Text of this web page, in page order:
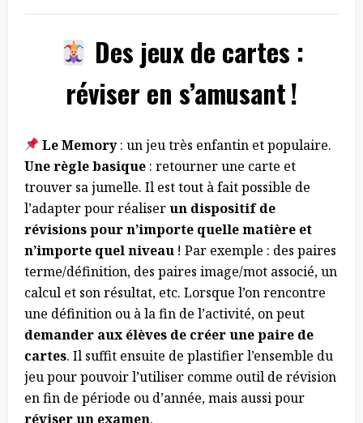
Des jeux de cartes :
réviser en s’amusant !
Le Memory: un jeu très enfantin et populaire.
Une règle basique : retourner une carte et
trouver sa jumelle. Il est tout à fait possible de
l’adapter pour réaliserun dispositif de
révisions pour n’importe quelle matière et
n’importe quel niveau ! Par exemple : des paires
terme/définition, des paires image/mot associé, un
calcul et son résultat, etc. Lorsque l’on rencontre
une définition ou à la fin de l’activité, on peut
demander aux élèves de créer une paire de
cartes. Il suffit ensuite de plastifier l’ensemble du
jeu pour pouvoir l’utiliser comme outil de révision
en fin de période ou d’année, mais aussi pour
réviser un examen.